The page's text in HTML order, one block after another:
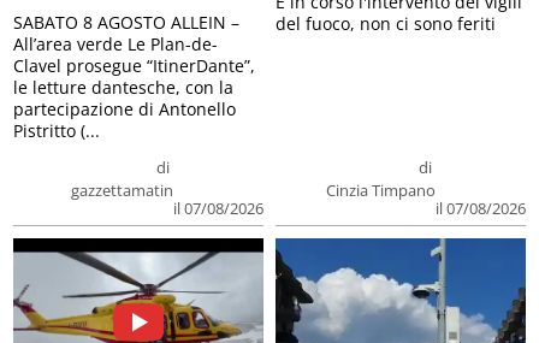
di
gazzettamatin
il 07/08/2026
SABATO 8 AGOSTO ALLEIN –
All’area verde Le Plan-de-
Clavel prosegue “ItinerDante”,
le letture dantesche, con la
partecipazione di Antonello
Pistritto (...
di
Cinzia Timpano
il 07/08/2026
del fuoco, non ci sono feriti